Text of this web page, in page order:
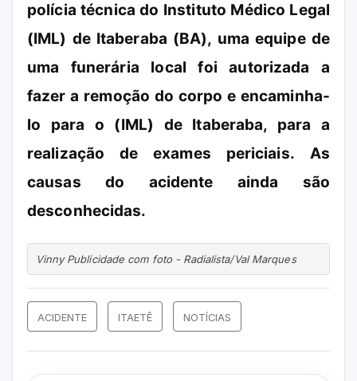
polícia técnica do Instituto Médico Legal
(IML) de Itaberaba (BA), uma equipe de
uma funerária local foi autorizada a
fazer a remoção do corpo e encaminha-
lo para o (IML) de Itaberaba, para a
realização de exames periciais. As
causas do acidente ainda são
desconhecidas.
Vinny Publicidade com foto - Radialista/Val Marques
ACIDENTE ITAETÊ NOTÍCIAS